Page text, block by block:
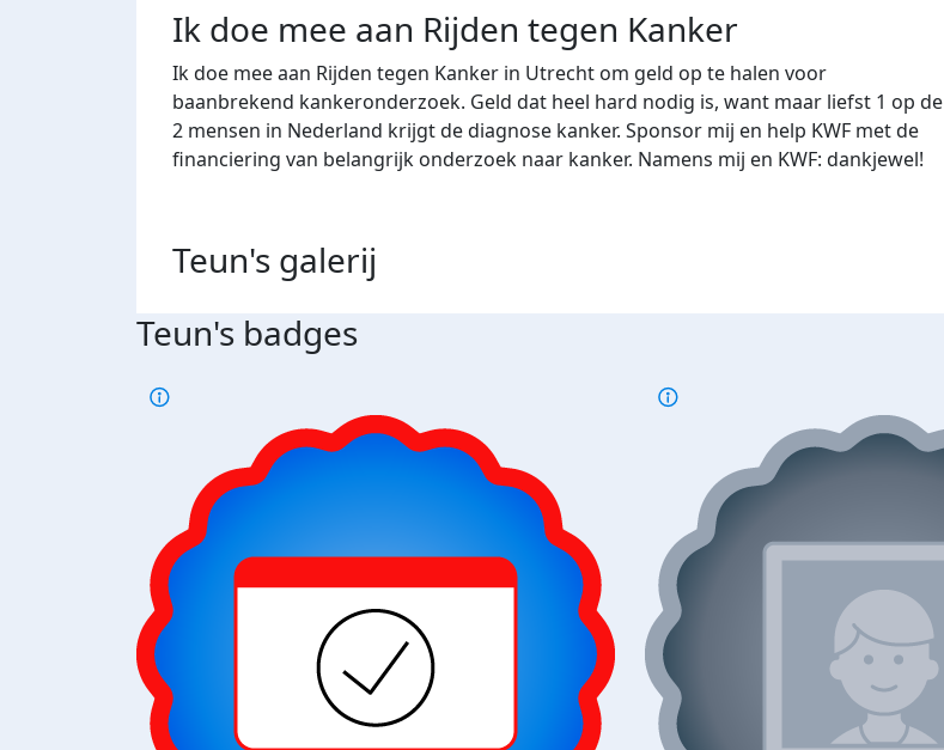
Ik doe mee aan Rijden tegen Kanker
Ik doe mee aan Rijden tegen Kanker in Utrecht om geld op te halen voor
baanbrekend kankeronderzoek. Geld dat heel hard nodig is, want maar liefst 1 op de
2 mensen in Nederland krijgt de diagnose kanker. Sponsor mij en help KWF met de
financiering van belangrijk onderzoek naar kanker. Namens mij en KWF: dankjewel!
Teun's galerij
Teun's badges